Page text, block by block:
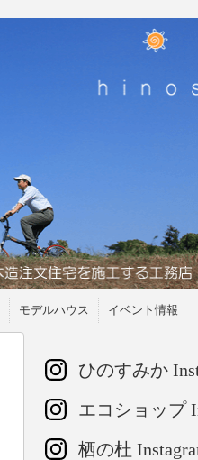
モデルハウス イベント情報
ひのすみか
エコショップ
栖の杜